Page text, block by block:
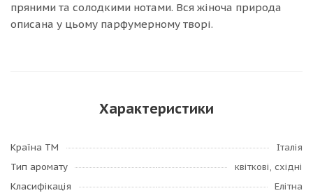
пряними та солодкими нотами. Вся жіноча природа
описана у цьому парфумерному творі.
Характеристики
Країна ТМ
Італія
Тип аромату
квіткові, східні
Класифікація
Елітна